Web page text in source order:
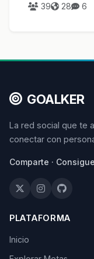
39 28 6
GOALKER
La red social que te
conectar con
Comparte ·
PLATAFORMA
Inicio